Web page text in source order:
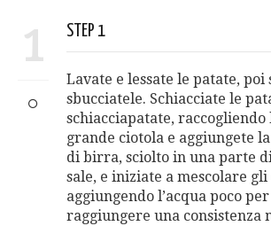
1 STEP 1
Lavate e lessate le patate, poi
sbucciatele. Schiacciate le
schiacciapatate,
grande ciotola e aggiungete
di birra, sciolto in una parte
sale, e iniziate a mescolare
aggiungendo l’acqua poco
raggiungere una consistenza